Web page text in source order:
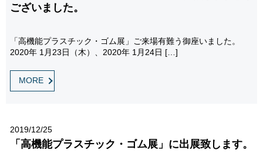
ございました。
「高機能プラスチック・ゴム展」ご来場有難う御座いました。
2020年 1月23日（木）、2020年 1月24日 […]
MORE
2019/12/25
「高機能プラスチック・ゴム展」に出展致します。